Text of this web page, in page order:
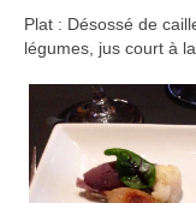
Plat : Désossé de
légumes, jus court à